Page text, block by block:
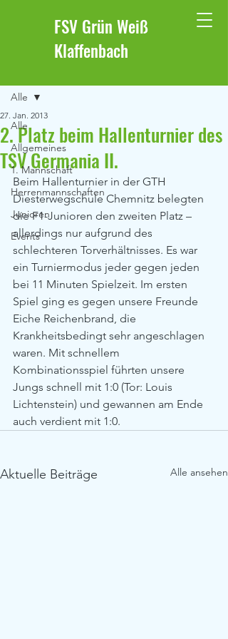
FSV Grün Weiß
Klaffenbach
Alle
Allgemeines
1. Mannschaft
Herrenmannschaften
Junioren
Events
Alle
2. Platz beim Hallenturnier des
TSV Germania II.
27. Jan. 2013
Beim Hallenturnier in der GTH
Diesterwegschule Chemnitz belegten
die F1-Junioren den zweiten Platz –
allerdings nur aufgrund des
schlechteren Torverhältnisses. Es war
ein Turniermodus jeder gegen jeden
bei 11 Minuten Spielzeit. Im ersten
Spiel ging es gegen unsere Freunde
Eiche Reichenbrand, die
Krankheitsbedingt sehr angeschlagen
waren. Mit schnellem
Kombinationsspiel führten unsere
Jungs schnell mit 1:0 (Tor: Louis
Lichtenstein) und gewannen am Ende
auch verdient mit 1:0.
Aktuelle Beiträge Alle ansehen